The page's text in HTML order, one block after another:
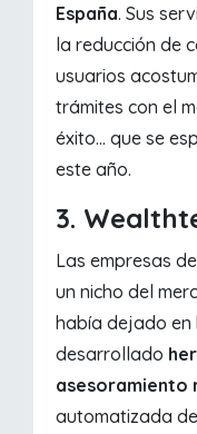
España. Sus
la reducción de
usuarios
trámites con el
éxito... que se
este año.
3.
Las empresas
un nicho del
había dejado en
desarrollado
asesoramiento
automatizada